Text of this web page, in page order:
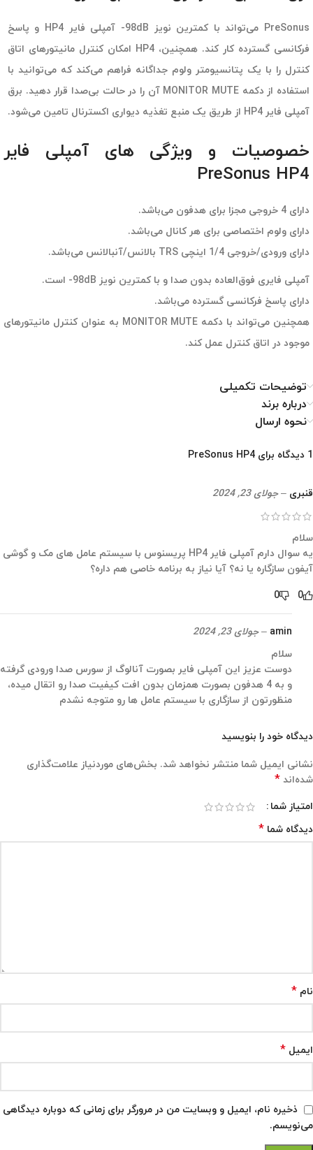
PreSonus می‌تواند با کمترین نویز 98dB- آمپلی فایر HP4 و پاسخ
فرکانسی گسترده کار کند. همچنین، HP4 امکان کنترل مانیتورهای اتاق
کنترل را با یک پتانسیومتر ولوم جداگانه فراهم می‌کند که می‌توانید با
استفاده از دکمه MONITOR MUTE آن را در حالت بی‌صدا قرار دهید. برق
آمپلی فایر HP4 از طریق یک منبع تغذیه دیواری اکسترنال تامین می‌شود.
خصوصیات و ویژگی های آمپلی فایر
PreSonus HP4
دارای 4 خروجی مجزا برای هدفون می‌باشد.
دارای ولوم اختصاصی برای هر کانال می‌باشد.
دارای ورودی/خروجی 1/4 اینچی TRS بالانس/آنبالانس می‌باشد.
آمپلی فایری فوق‌العاده بدون صدا و با کمترین نویز 98dB- است.
دارای پاسخ فرکانسی گسترده می‌باشد.
همچنین می‌تواند با دکمه MONITOR MUTE به عنوان کنترل مانیتورهای
موجود در اتاق کنترل عمل کند.
توضیحات تکمیلی
درباره برند
نحوه ارسال
1 دیدگاه برای PreSonus HP4
قنبری – جولای 23, 2024
سلام
یه سوال دارم آمپلی فایر HP4 پریسنوس با سیستم عامل های مک و گوشی
آیفون سازگاره یا نه؟ آیا نیاز به برنامه خاصی هم داره؟
0
0
amin
– جولای 23, 2024
سلام
دوست عزیز این آمپلی فایر بصورت آنالوگ از سورس صدا ورودی گرفته
و به 4 هدفون بصورت همزمان بدون افت کیفیت صدا رو اتقال میده،
منظورتون از سازگاری با سیستم عامل ها رو متوجه نشدم
دیدگاه خود را بنویسید
نشانی ایمیل شما منتشر نخواهد شد. بخش‌های موردنیاز علامت‌گذاری
شده‌اند *
امتیاز شما
دیدگاه شما *
نام *
ایمیل *
ذخیره نام، ایمیل و وبسایت من در مرورگر برای زمانی که دوباره دیدگاهی
می‌نویسم.